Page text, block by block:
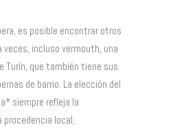
es posible encontrar otros
veces, incluso vermouth, una
Turín, que también tiene sus
de barrio. La elección del
siempre refleja la
local,